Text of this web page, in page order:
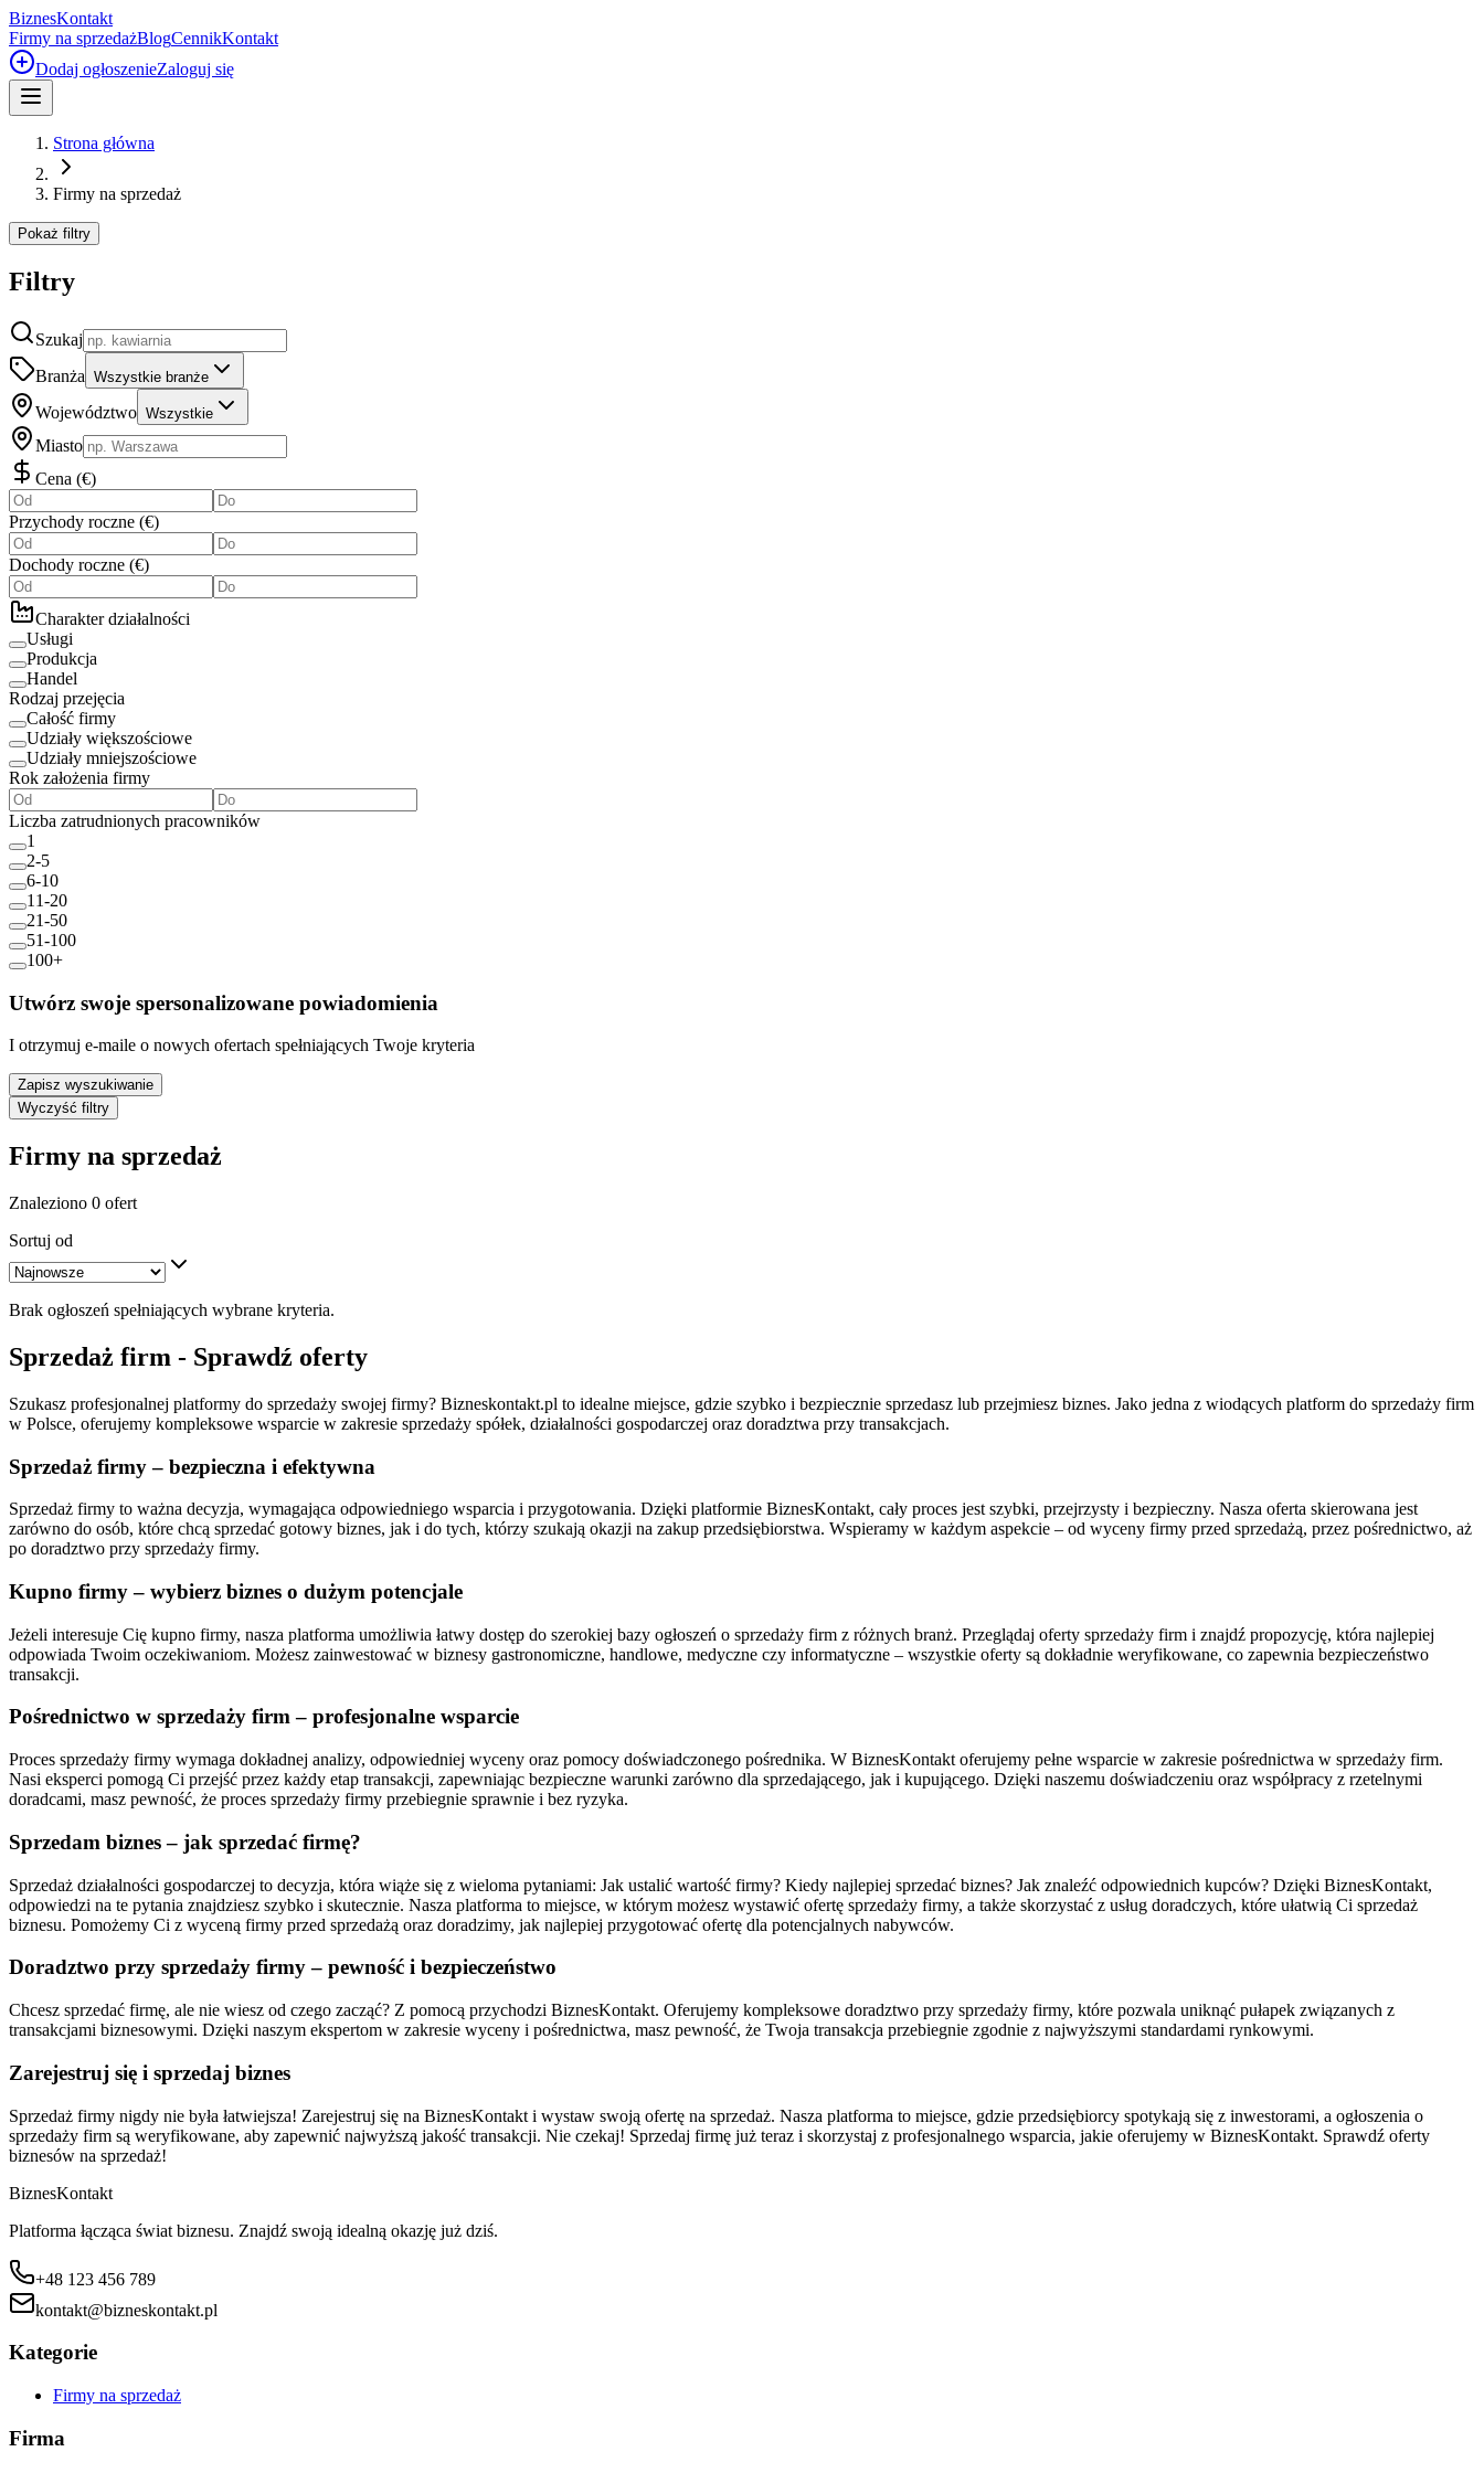
BiznesKontakt
Firmy na sprzedażBlogCennikKontakt
Dodaj ogłoszenieZaloguj się
Strona główna
Firmy na sprzedaż
Pokaż filtry
Filtry
Szukaj
Branża Wszystkie branże
Województwo Wszystkie
Miasto
Cena (€)
Przychody roczne (€)
Dochody roczne (€)
Charakter działalności
Usługi
Produkcja
Handel
Rodzaj przejęcia
Całość firmy
Udziały większościowe
Udziały mniejszościowe
Rok założenia firmy
Liczba zatrudnionych pracowników
1
2-5
6-10
11-20
21-50
51-100
100+
Utwórz swoje spersonalizowane powiadomienia
I otrzymuj e-maile o nowych ofertach spełniających Twoje kryteria
Zapisz wyszukiwanie
Wyczyść filtry
Firmy na sprzedaż
Znaleziono 0 ofert
Sortuj od
Brak ogłoszeń spełniających wybrane kryteria.
Sprzedaż firm - Sprawdź oferty
Szukasz profesjonalnej platformy do sprzedaży swojej firmy? Bizneskontakt.pl to idealne miejsce, gdzie szybko i bezpiecznie sprzedasz lub przejmiesz biznes. Jako jedna z wiodących platform do sprzedaży firm
w Polsce, oferujemy kompleksowe wsparcie w zakresie sprzedaży spółek, działalności gospodarczej oraz doradztwa przy transakcjach.
Sprzedaż firmy – bezpieczna i efektywna
Sprzedaż firmy to ważna decyzja, wymagająca odpowiedniego wsparcia i przygotowania. Dzięki platformie BiznesKontakt, cały proces jest szybki, przejrzysty i bezpieczny. Nasza oferta skierowana jest
zarówno do osób, które chcą sprzedać gotowy biznes, jak i do tych, którzy szukają okazji na zakup przedsiębiorstwa. Wspieramy w każdym aspekcie – od wyceny firmy przed sprzedażą, przez pośrednictwo, aż
po doradztwo przy sprzedaży firmy.
Kupno firmy – wybierz biznes o dużym potencjale
Jeżeli interesuje Cię kupno firmy, nasza platforma umożliwia łatwy dostęp do szerokiej bazy ogłoszeń o sprzedaży firm z różnych branż. Przeglądaj oferty sprzedaży firm i znajdź propozycję, która najlepiej
odpowiada Twoim oczekiwaniom. Możesz zainwestować w biznesy gastronomiczne, handlowe, medyczne czy informatyczne – wszystkie oferty są dokładnie weryfikowane, co zapewnia bezpieczeństwo
transakcji.
Pośrednictwo w sprzedaży firm – profesjonalne wsparcie
Proces sprzedaży firmy wymaga dokładnej analizy, odpowiedniej wyceny oraz pomocy doświadczonego pośrednika. W BiznesKontakt oferujemy pełne wsparcie w zakresie pośrednictwa w sprzedaży firm.
Nasi eksperci pomogą Ci przejść przez każdy etap transakcji, zapewniając bezpieczne warunki zarówno dla sprzedającego, jak i kupującego. Dzięki naszemu doświadczeniu oraz współpracy z rzetelnymi
doradcami, masz pewność, że proces sprzedaży firmy przebiegnie sprawnie i bez ryzyka.
Sprzedam biznes – jak sprzedać firmę?
Sprzedaż działalności gospodarczej to decyzja, która wiąże się z wieloma pytaniami: Jak ustalić wartość firmy? Kiedy najlepiej sprzedać biznes? Jak znaleźć odpowiednich kupców? Dzięki BiznesKontakt,
odpowiedzi na te pytania znajdziesz szybko i skutecznie. Nasza platforma to miejsce, w którym możesz wystawić ofertę sprzedaży firmy, a także skorzystać z usług doradczych, które ułatwią Ci sprzedaż
biznesu. Pomożemy Ci z wyceną firmy przed sprzedażą oraz doradzimy, jak najlepiej przygotować ofertę dla potencjalnych nabywców.
Doradztwo przy sprzedaży firmy – pewność i bezpieczeństwo
Chcesz sprzedać firmę, ale nie wiesz od czego zacząć? Z pomocą przychodzi BiznesKontakt. Oferujemy kompleksowe doradztwo przy sprzedaży firmy, które pozwala uniknąć pułapek związanych z
transakcjami biznesowymi. Dzięki naszym ekspertom w zakresie wyceny i pośrednictwa, masz pewność, że Twoja transakcja przebiegnie zgodnie z najwyższymi standardami rynkowymi.
Zarejestruj się i sprzedaj biznes
Sprzedaż firmy nigdy nie była łatwiejsza! Zarejestruj się na BiznesKontakt i wystaw swoją ofertę na sprzedaż. Nasza platforma to miejsce, gdzie przedsiębiorcy spotykają się z inwestorami, a ogłoszenia o
sprzedaży firm są weryfikowane, aby zapewnić najwyższą jakość transakcji. Nie czekaj! Sprzedaj firmę już teraz i skorzystaj z profesjonalnego wsparcia, jakie oferujemy w BiznesKontakt. Sprawdź oferty
biznesów na sprzedaż!
BiznesKontakt
Platforma łącząca świat biznesu. Znajdź swoją idealną okazję już dziś.
+48 123 456 789
kontakt@bizneskontakt.pl
Kategorie
Firmy na sprzedaż
Firma